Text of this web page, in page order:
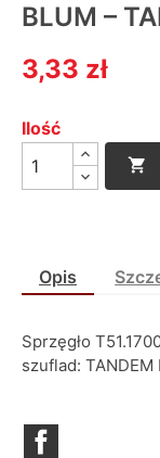
BLUM –
3,33 zł
Ilość

Opis
Sprzęgło
szuflad: